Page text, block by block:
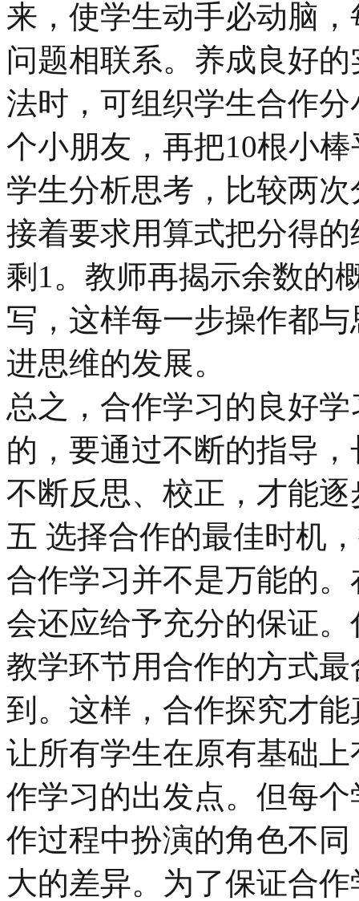
来，使学生动手必动脑
问题相联系。养成良好
法时，可组织学生合作
个小朋友，再把10根小
学生分析思考，比较两
接着要求用算式把分得
剩1。教师再揭示余数的
写，这样每一步操作都
进思维的发展。
总之，合作学习的良好
的，要通过不断的指导
不断反思、校正，才能
五 选择合作的最佳时机
合作学习并不是万能的
会还应给予充分的保证
教学环节用合作的方式
到。这样，合作探究才
让所有学生在原有基础
作学习的出发点。但每
作过程中扮演的角色不
大的差异。为了保证合